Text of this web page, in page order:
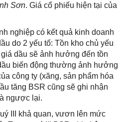
Sơn. Giá cổ phiếu hiện tại của
nghiệp có kết quả kinh doanh
do 2 yếu tố: Tồn kho chủ yếu
dầu sẽ ảnh hưởng đến tồn
biến động thường ảnh hưởng
công ty (xăng, sản phẩm hóa
tăng BSR cũng sẽ ghi nhận
ngược lại.
III khả quan, vươn lên mức